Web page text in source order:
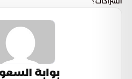
بوابة